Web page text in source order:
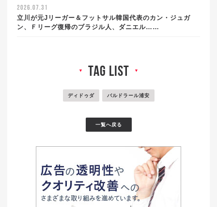
2026.07.31
立川が元Jリーガー＆フットサル韓国代表のカン・ジュガ
ン、Ｆリーグ復帰のブラジル人、ダニエル……
▼ tag list ▼
ディドゥダ バルドラール浦安
一覧へ戻る